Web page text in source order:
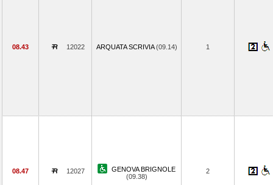
08.43 12022 ARQUATA SCRIVIA(09.14) 1
08.47 12027
GENOVA BRIGNOLE
(09.38)
2